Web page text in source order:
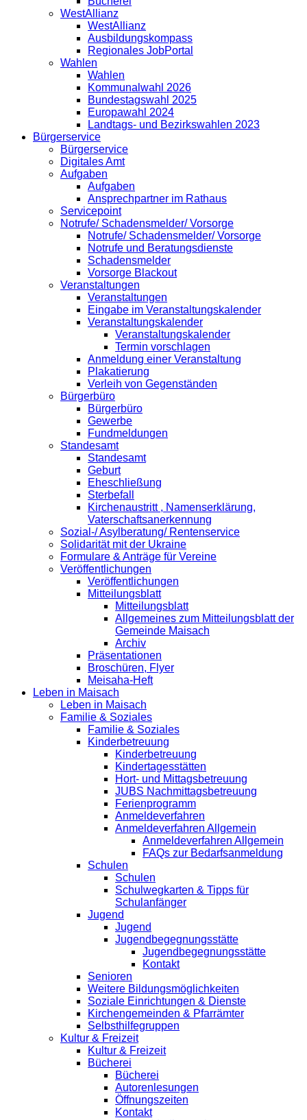
WestAllianz
WestAllianz
Ausbildungskompass
Regionales JobPortal
Wahlen
Wahlen
Kommunalwahl 2026
Bundestagswahl 2025
Europawahl 2024
Landtags- und Bezirkswahlen 2023
Bürgerservice
Bürgerservice
Digitales Amt
Aufgaben
Aufgaben
Ansprechpartner im Rathaus
Servicepoint
Notrufe/ Schadensmelder/ Vorsorge
Notrufe/ Schadensmelder/ Vorsorge
Notrufe und Beratungsdienste
Schadensmelder
Vorsorge Blackout
Veranstaltungen
Veranstaltungen
Eingabe im Veranstaltungskalender
Veranstaltungskalender
Veranstaltungskalender
Termin vorschlagen
Anmeldung einer Veranstaltung
Plakatierung
Verleih von Gegenständen
Bürgerbüro
Bürgerbüro
Gewerbe
Fundmeldungen
Standesamt
Standesamt
Geburt
Eheschließung
Sterbefall
Kirchenaustritt , Namenserklärung,
Vaterschaftsanerkennung
Sozial-/ Asylberatung/ Rentenservice
Solidarität mit der Ukraine
Formulare & Anträge für Vereine
Veröffentlichungen
Veröffentlichungen
Mitteilungsblatt
Mitteilungsblatt
Allgemeines zum Mitteilungsblatt der
Gemeinde Maisach
Archiv
Präsentationen
Broschüren, Flyer
Meisaha-Heft
Leben in Maisach
Leben in Maisach
Familie & Soziales
Familie & Soziales
Kinderbetreuung
Kinderbetreuung
Kindertagesstätten
Hort- und Mittagsbetreuung
JUBS Nachmittagsbetreuung
Ferienprogramm
Anmeldeverfahren
Anmeldeverfahren Allgemein
Anmeldeverfahren Allgemein
FAQs zur Bedarfsanmeldung
Schulen
Schulen
Schulwegkarten & Tipps für
Schulanfänger
Jugend
Jugend
Jugendbegegnungsstätte
Jugendbegegnungsstätte
Kontakt
Senioren
Weitere Bildungsmöglichkeiten
Soziale Einrichtungen & Dienste
Kirchengemeinden & Pfarrämter
Selbsthilfegruppen
Kultur & Freizeit
Kultur & Freizeit
Bücherei
Bücherei
Autorenlesungen
Öffnungszeiten
Kontakt